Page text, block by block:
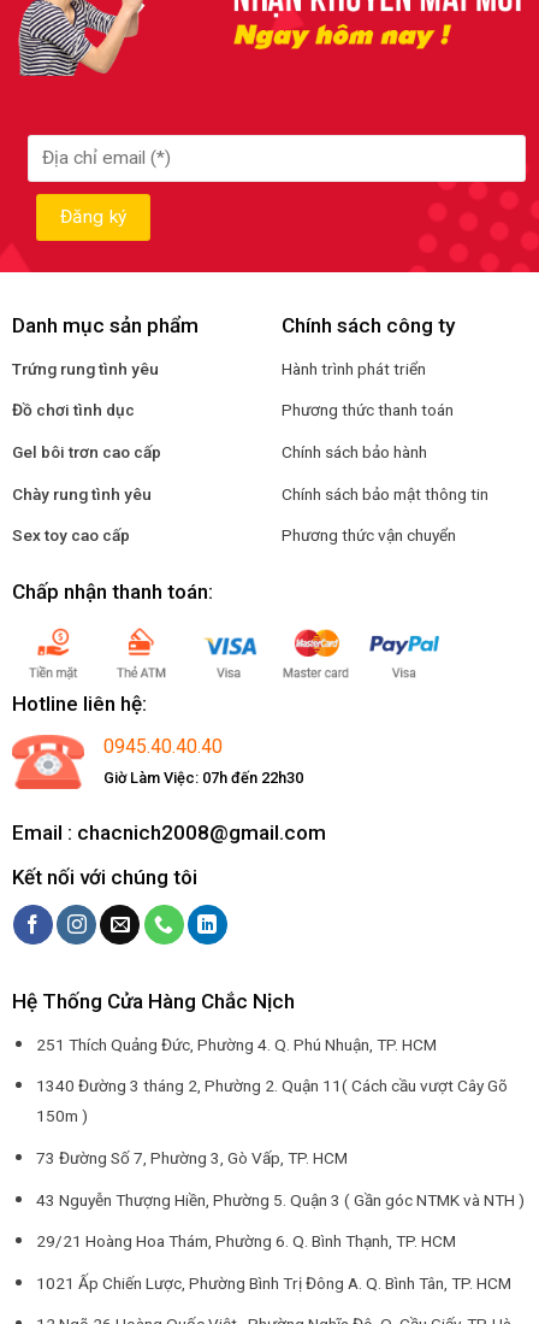
Danh mục sản phẩm
Trứng rung tình yêu
Đồ chơi tình dục
Gel bôi trơn cao cấp
Chày rung tình yêu
Sex toy cao cấp
Chính sách công ty
Hành trình phát triển
Phương thức thanh toán
Chính sách bảo hành
Chính sách bảo mật thông tin
Phương thức vận chuyển
Chấp nhận thanh toán:
Hotline liên hệ:
0945.40.40.40
Giờ Làm Việc: 07h đến 22h30
Email : chacnich2008@gmail.com
Kết nối với chúng tôi
Hệ Thống Cửa Hàng Chắc Nịch
251 Thích Quảng Đức, Phường 4. Q. Phú Nhuận, TP. HCM
1340 Đường 3 tháng 2, Phường 2. Quận 11( Cách cầu vượt Cây Gõ
150m )
73 Đường Số 7, Phường 3, Gò Vấp, TP. HCM
43 Nguyễn Thượng Hiền, Phường 5. Quận 3 ( Gần góc NTMK và NTH )
29/21 Hoàng Hoa Thám, Phường 6. Q. Bình Thạnh, TP. HCM
1021 Ấp Chiến Lược, Phường Bình Trị Đông A. Q. Bình Tân, TP. HCM